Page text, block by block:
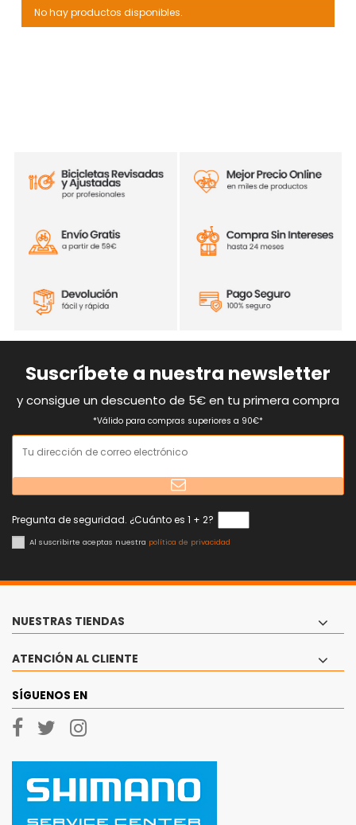
No hay productos disponibles.
Suscríbete a nuestra newsletter
y consigue un descuento de 5€ en tu primera compra
*Válido para compras superiores a 90€*
Pregunta de seguridad. ¿Cuánto es 1 + 2?
Al suscribirte aceptas nuestra política de privacidad
NUESTRAS TIENDAS
ATENCIÓN AL CLIENTE
SÍGUENOS EN